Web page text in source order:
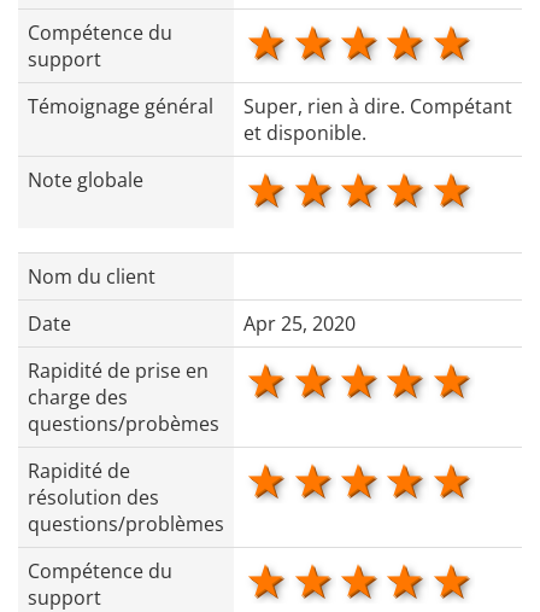
Compétence du
support
4
3 stars
2 stars
1 star
Témoignage général
Super, rien à dire. Compétant
et disponible.
Note globale
4
3 stars
2 stars
1 star
Nom du client
Date
Apr 25, 2020
Rapidité de prise en
charge des
questions/probèmes
4
3 stars
2 stars
1 star
Rapidité de
résolution des
questions/problèmes
4
3 stars
2 stars
1 star
Compétence du
support
4
3 stars
2 stars
1 star